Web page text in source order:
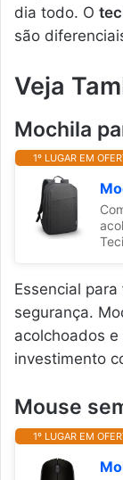
dia todo. O
são
Veja
Mochila
1º LUGAR EM
Essencial para
segurança.
acolchoados
investimento
Mouse
1º LUGAR EM